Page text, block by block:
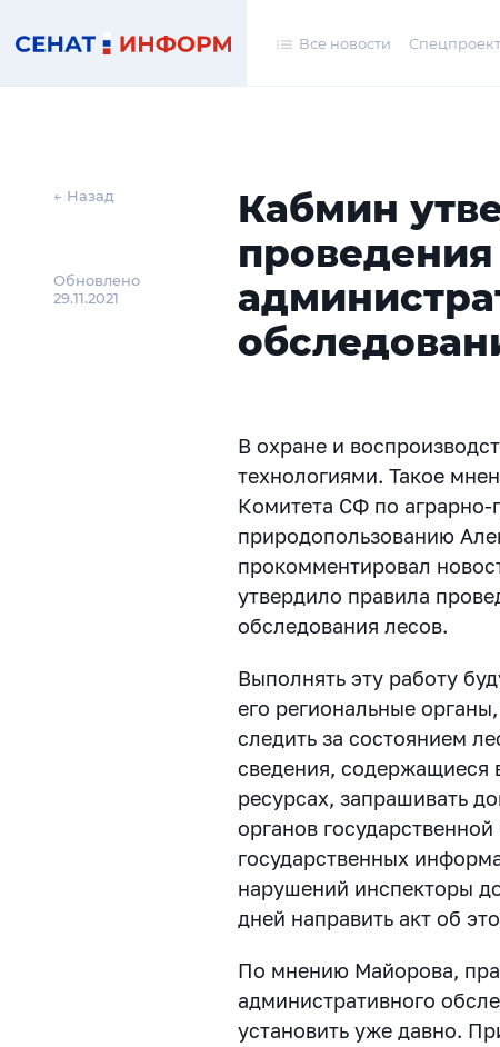
Все новости
← Назад
Обновлено
29.11.2021
Кабмин
проведения
В охране и
технологиями. Такое
Комитета СФ по аграрно-
природопользованию
прокомментировал
утвердило правила
обследования лесов.
Выполнять эту работу
его региональные
следить за состоянием
сведения,
ресурсах, запрашивать
органов
государственных
нарушений инспекторы
дней направить акт об
По мнению Майорова,
административного
установить уже давно.